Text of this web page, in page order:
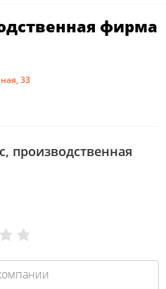
фирма
33
производственная